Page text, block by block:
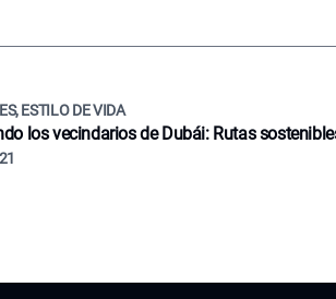
ESTILO DE VIDA
los vecindarios de Dubái: Rutas